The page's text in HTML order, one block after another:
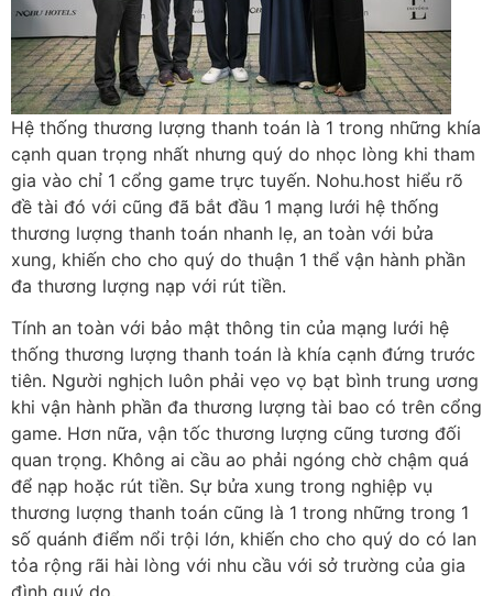
Hệ thống thương lượng thanh toán là 1 trong những khía
cạnh quan trọng nhất nhưng quý do nhọc lòng khi tham
gia vào chỉ 1 cổng game trực tuyến. Nohu.host hiểu rõ
đề tài đó với cũng đã bắt đầu 1 mạng lưới hệ thống
thương lượng thanh toán nhanh lẹ, an toàn với bửa
xung, khiến cho cho quý do thuận 1 thể vận hành phần
đa thương lượng nạp với rút tiền.
Tính an toàn với bảo mật thông tin của mạng lưới hệ
thống thương lượng thanh toán là khía cạnh đứng trước
tiên. Người nghịch luôn phải vẹo vọ bạt bình trung ương
khi vận hành phần đa thương lượng tài bao có trên cổng
game. Hơn nữa, vận tốc thương lượng cũng tương đối
quan trọng. Không ai cầu ao phải ngóng chờ chậm quá
để nạp hoặc rút tiền. Sự bửa xung trong nghiệp vụ
thương lượng thanh toán cũng là 1 trong những trong 1
số quánh điểm nổi trội lớn, khiến cho cho quý do có lan
tỏa rộng rãi hài lòng với nhu cầu với sở trường của gia